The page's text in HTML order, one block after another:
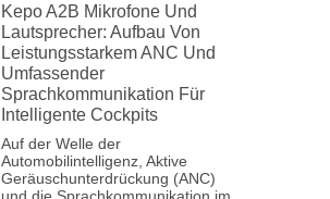
Kepo A2B Mikrofone Und
Lautsprecher: Aufbau Von
Leistungsstarkem ANC Und
Umfassender
Sprachkommunikation Für
Intelligente Cockpits
Auf der Welle der
Automobilintelligenz, Aktive
Geräuschunterdrückung (ANC)